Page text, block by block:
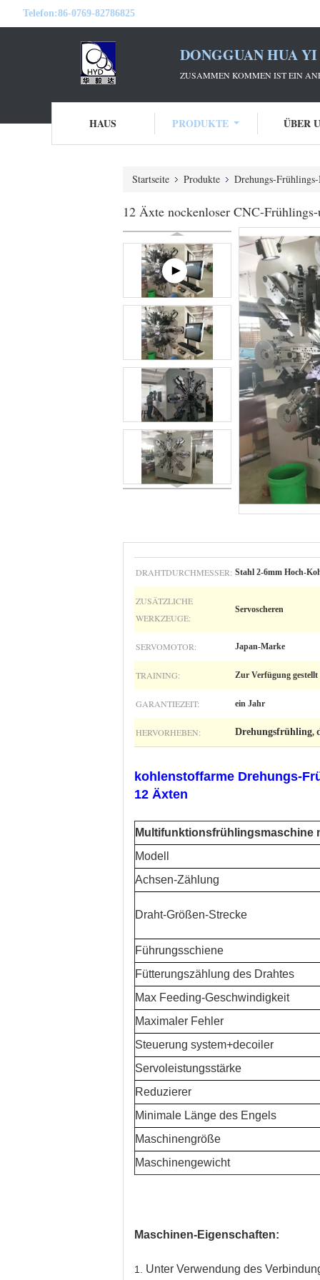
Telefon:86-0769-82786825
DONGGUAN HUA
ZUSAMMEN KOMMEN IST EIN
HAUS PRODUKTE ÜBER
Startseite Produkte Drehungs-
12 Äxte nockenloser CNC-
DRAHTDURCHMESSER: Stahl 2-6mm Hoch-
ZUSÄTZLICHE
WERKZEUGE:
Servoscheren
SERVOMOTOR: Japan-Marke
TRAINING: Zur Verfügung gestellt
GARANTIEZEIT: ein Jahr
HERVORHEBEN: Drehungsfrühling,
kohlenstoffarme Drehungs-
12 Äxten
Multifunktionsfrühlingsmaschine
Modell
Achsen-Zählung
Draht-Größen-Strecke
Führungsschiene
Fütterungszählung des Drahtes
Max Feeding-Geschwindigkeit
Maximaler Fehler
Steuerung system+decoiler
Servoleistungsstärke
Reduzierer
Minimale Länge des Engels
Maschinengröße
Maschinengewicht
Maschinen-Eigenschaften:
1. Unter Verwendung des